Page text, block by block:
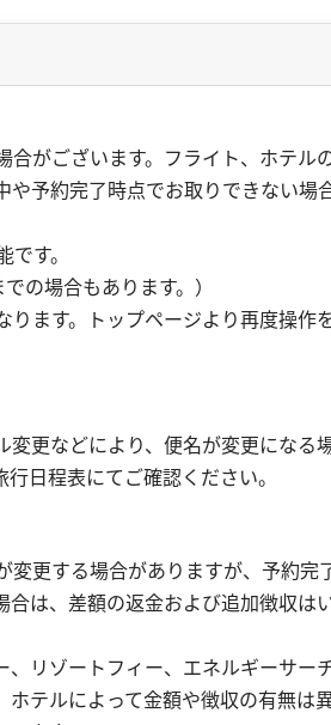
がございます。フライト、ホテル
予約完了時点でお取りできない場
す。
の場合もあります。）
ます。トップページより再度操作
更などにより、便名が変更になる
日程表にてご確認ください。
更する場合がありますが、予約完
は、差額の返金および追加徴収は
リゾートフィー、エネルギーサー
テルによって金額や徴収の有無は異